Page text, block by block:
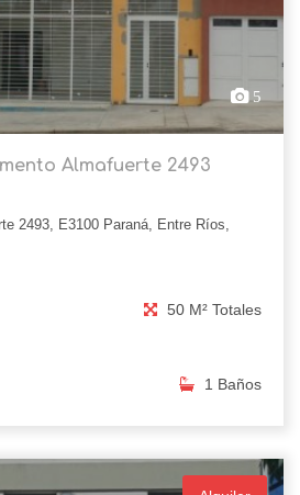
5
Almafuerte 2493
2493, E3100 Paraná, Entre Ríos,
50 M² Totales
1 Baños